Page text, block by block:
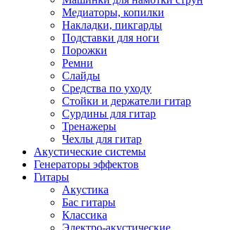
Медиаторы, копилки
Накладки, пикгарды
Подставки для ноги
Порожки
Ремни
Слайды
Средства по уходу
Стойки и держатели гитар
Сурдины для гитар
Тренажеры
Чехлы для гитар
Акустические системы
Генераторы эффектов
Гитары
Акустика
Бас гитары
Классика
Электро-акустические